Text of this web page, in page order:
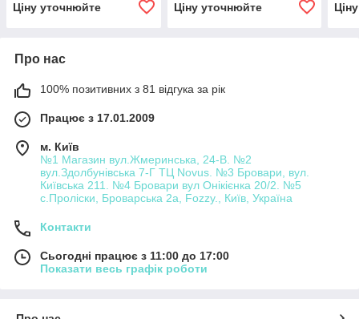
Ціну уточнюйте Ціну уточнюйте
Про нас
100% позитивних з 81 відгука за рік
Працює з 17.01.2009
м. Київ
№1 Магазин вул.Жмеринська, 24-В. №2
вул.Здолбунівська 7-Г ТЦ Novus. №3 Бровари, вул.
Київська 211. №4 Бровари вул Онікієнка 20/2. №5
с.Проліски, Броварська 2а, Fozzy., Київ, Україна
Контакти
Сьогодні працює з 11:00 до 17:00
Показати весь графік роботи